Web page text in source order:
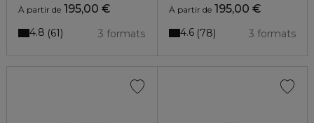
À partir de 195,00 €
3 formats
4.8 61
À partir de195,00 €
3 formats
4.6 78